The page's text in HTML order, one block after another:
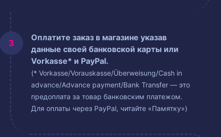
Оплатите заказ в магазине указав
данные своей банковской карты или
Vorkasse* и PayPal.
(* Vorkasse/Vorauskasse/Überweisung/Cash in
advance/Advance payment/Bank Transfer — это
предоплата за товар банковским платежом.
Для оплаты через PayPal, читайте «Памятку»)